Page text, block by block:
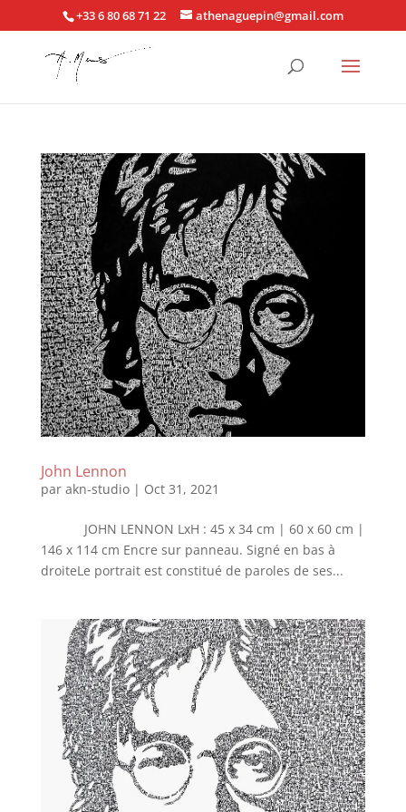
+33 6 80 68 71 22 athenaguepin@gmail.com
John Lennon
par akn-studio| Oct 31, 2021
JOHN LENNON LxH : 45 x 34 cm | 60 x 60 cm |
146 x 114 cm Encre sur panneau. Signé en bas à
droiteLe portrait est constitué de paroles de ses...